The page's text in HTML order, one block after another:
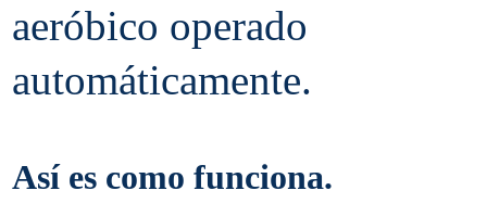
aeróbico operado
automáticamente.
Así es como funciona.